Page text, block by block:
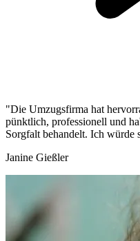
"Die Umzugsfirma hat
pünktlich, professionell und
Sorgfalt behandelt. Ich würde
Janine Gießler